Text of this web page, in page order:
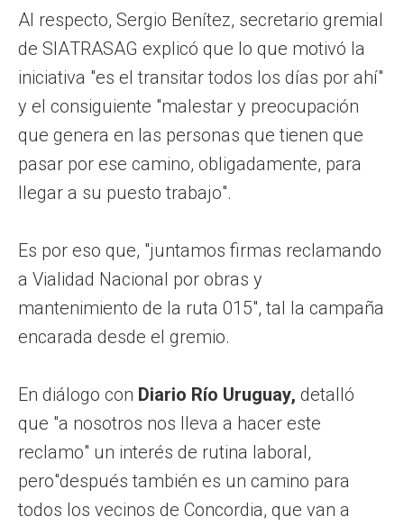
Al respecto, Sergio Benítez, secretario gremial
de SIATRASAG explicó que lo que motivó la
iniciativa "es el transitar todos los días por ahí"
y el consiguiente "malestar y preocupación
que genera en las personas que tienen que
pasar por ese camino, obligadamente, para
llegar a su puesto trabajo".
Es por eso que, "juntamos firmas reclamando
a Vialidad Nacional por obras y
mantenimiento de la ruta 015", tal la campaña
encarada desde el gremio.
En diálogo con Diario Río Uruguay, detalló
que "a nosotros nos lleva a hacer este
reclamo" un interés de rutina laboral,
pero"después también es un camino para
todos los vecinos de Concordia, que van a